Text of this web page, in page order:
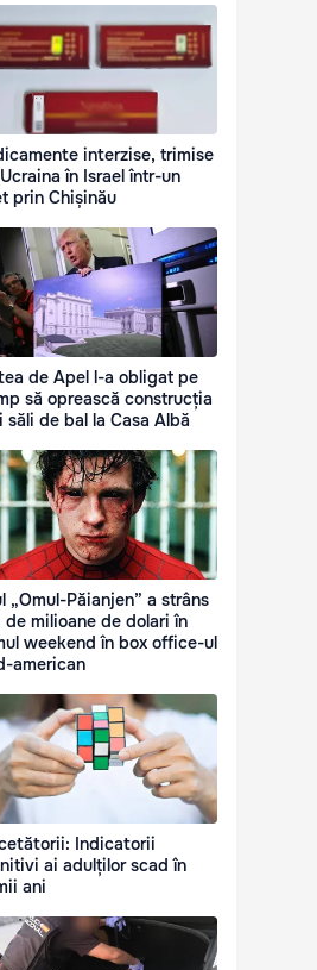
interzise, trimise
în Israel într-un
prin Chișinău
de Apel l-a obligat pe
să oprească construcția
săli de bal la Casa Albă
„Omul-Păianjen” a strâns
de milioane de dolari în
weekend în box office-ul
american
Indicatorii
ai adulților scad în
ani